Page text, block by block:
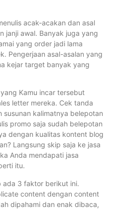
acak-acakan dan asal
janji awal. Banyak juga yang
yang order jadi lama
Pengerjaan asal-asalan yang
kejar target banyak yang
Kamu incar tersebut
letter mereka. Cek tanda
susunan kalimatnya belepotan
promo saja sudah belepotan
dengan kualitas kontent blog
Langsung skip saja ke jasa
Anda mendapati jasa
itu.
ada 3 faktor berikut ini.
content dengan content
dipahami dan enak dibaca,